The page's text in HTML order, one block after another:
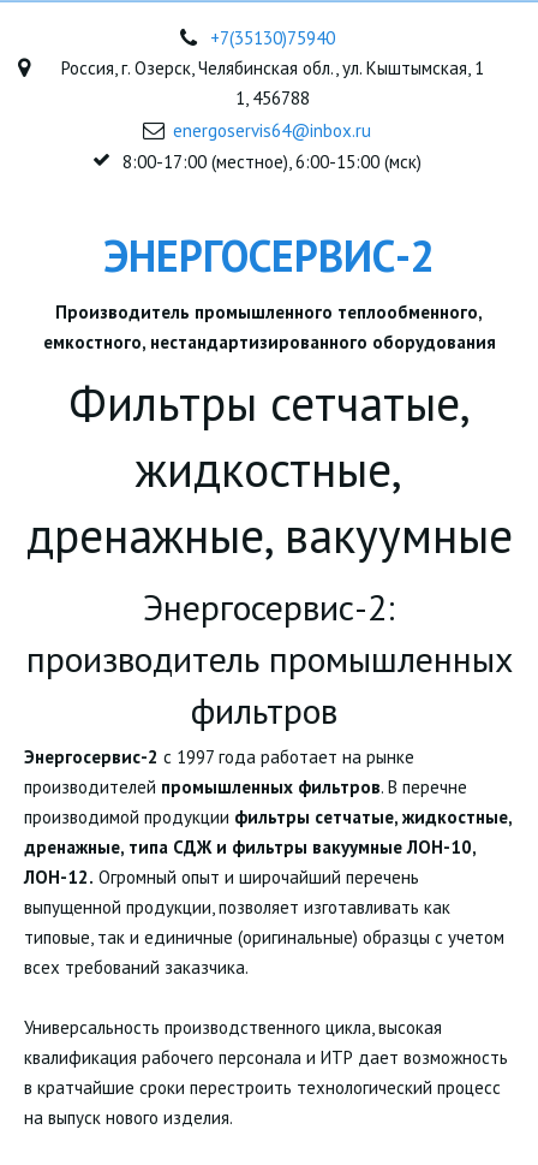
+7(35130)75940
Россия г. Озерск, Челябинская обл. ул. Кыштымская, 1
1 456788
energoservis64@inbox.ru
8:00-17:00 (местное), 6:00-15:00 (мск)
ЭНЕРГОСЕРВИС-2
Производитель промышленного теплообменного,
емкостного, нестандартизированного оборудования
Фильтры сетчатые,
жидкостные,
дренажные, вакуумные
Энергосервис-2:
производитель промышленных
фильтров
Энергосервис-2 с 1997 года работает на рынке
производителей промышленных фильтров. В перечне
производимой продукции фильтры сетчатые, жидкостные,
дренажные, типа СДЖ и фильтры вакуумные ЛОН-10,
ЛОН-12. Огромный опыт и широчайший перечень
выпущенной продукции, позволяет изготавливать как
типовые, так и единичные (оригинальные) образцы с учетом
всех требований заказчика.
Универсальность производственного цикла, высокая
квалификация рабочего персонала и ИТР дает возможность
в кратчайшие сроки перестроить технологический процесс
на выпуск нового изделия.